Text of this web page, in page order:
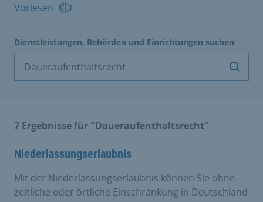
Vorlesen
Dienstleistungen, Behörden und Einrichtungen suchen
7 Ergebnisse für "Daueraufenthaltsrecht"
Niederlassungserlaubnis
Mit der Niederlassungserlaubnis können Sie ohne
zeitliche oder örtliche Einschränkung in Deutschland